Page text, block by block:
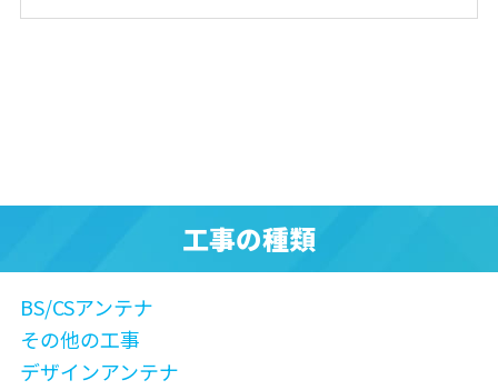
工事の種類
BS/CSアンテナ
その他の工事
デザインアンテナ